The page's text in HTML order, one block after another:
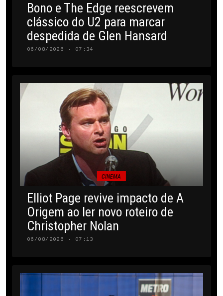
Bono e The Edge reescrevem
clássico do U2 para marcar
despedida de Glen Hansard
06/08/2026 · 07:34
CINEMA
Elliot Page revive impacto de A
Origem ao ler novo roteiro de
Christopher Nolan
06/08/2026 · 07:13